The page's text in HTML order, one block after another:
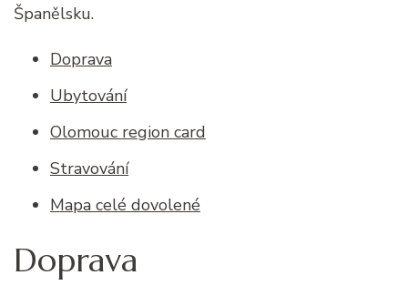
Španělsku.
Doprava
Ubytování
Olomouc region card
Stravování
Mapa celé dovolené
Doprava